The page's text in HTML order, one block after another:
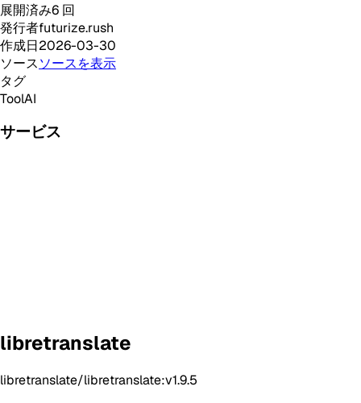
展開済み6 回
発行者futurize.rush
作成日2026-03-30
ソースソースを表示
タグ
ToolAI
サービス
libretranslate
libretranslate/libretranslate:v1.9.5